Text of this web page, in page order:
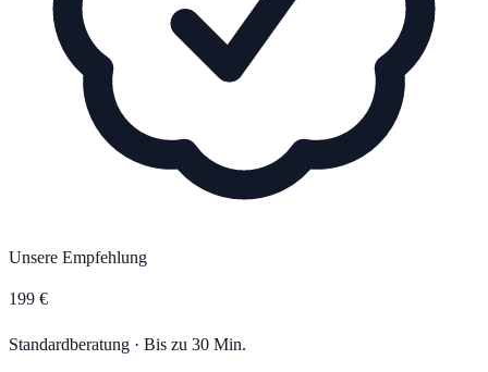
Unsere Empfehlung
199 €
Standardberatung · Bis zu 30 Min.